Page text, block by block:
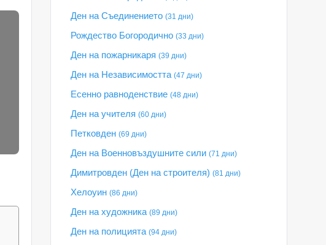
Ден на Съединението (31 дни)
Рождество Богородично (33 дни)
Ден на пожарникаря (39 дни)
Ден на Независимостта (47 дни)
Есенно равноденствие (48 дни)
Ден на учителя (60 дни)
Петковден (69 дни)
Ден на Военновъздушните сили (71 дни)
Димитровден (Ден на строителя) (81 дни)
Хелоуин (86 дни)
Ден на художника (89 дни)
Ден на полицията (94 дни)